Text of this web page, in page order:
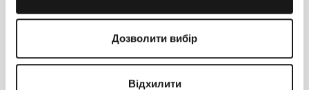
Дозволити вибір
Відхилити
Здравствуйте!
Просьба обратиться в тех. поддержку и предоставить
файлы приложения. К сожалению... Еще